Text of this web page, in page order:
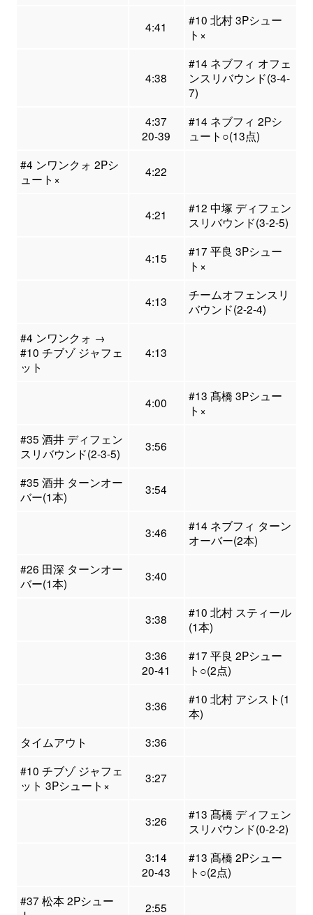
4:41
#10 北村 3Pシュー
ト×
4:38
#14 ネブフィ オフェ
ンスリバウンド(3-4-
7)
4:37
20-39
#14 ネブフィ 2Pシ
ュート○(13点)
#4 ンワンクォ 2Pシ
ュート×
4:22
4:21
#12 中塚 ディフェン
スリバウンド(3-2-5)
4:15
#17 平良 3Pシュー
ト×
4:13
チームオフェンスリ
バウンド(2-2-4)
#4 ンワンクォ →
#10 チブゾ ジャフェ
ット
4:13
4:00
#13 髙橋 3Pシュー
ト×
#35 酒井 ディフェン
スリバウンド(2-3-5)
3:56
#35 酒井 ターンオー
バー(1本)
3:54
3:46
#14 ネブフィ ターン
オーバー(2本)
#26 田深 ターンオー
バー(1本)
3:40
3:38
#10 北村 スティール
(1本)
3:36
20-41
#17 平良 2Pシュー
ト○(2点)
3:36
#10 北村 アシスト(1
本)
タイムアウト
3:36
#10 チブゾ ジャフェ
ット 3Pシュート×
3:27
3:26
#13 髙橋 ディフェン
スリバウンド(0-2-2)
3:14
20-43
#13 髙橋 2Pシュー
ト○(2点)
#37 松本 2Pシュー
2:55